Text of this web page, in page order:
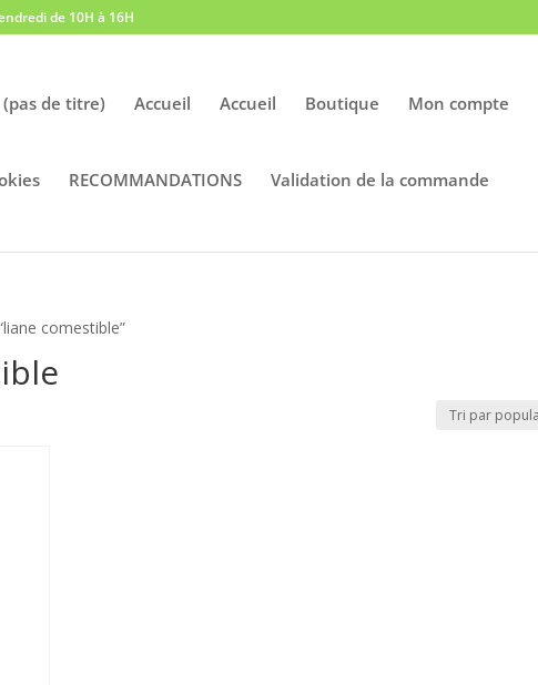
de 10H à 16H
de titre) Accueil Accueil Boutique Mon compte
RECOMMANDATIONS Validation de la commande
comestible”